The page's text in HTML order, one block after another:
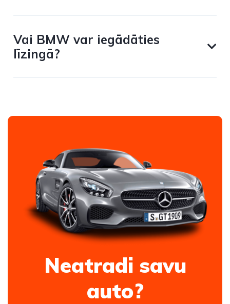
Vai BMW var iegādāties
līzingā?
Neatradi savu
auto?